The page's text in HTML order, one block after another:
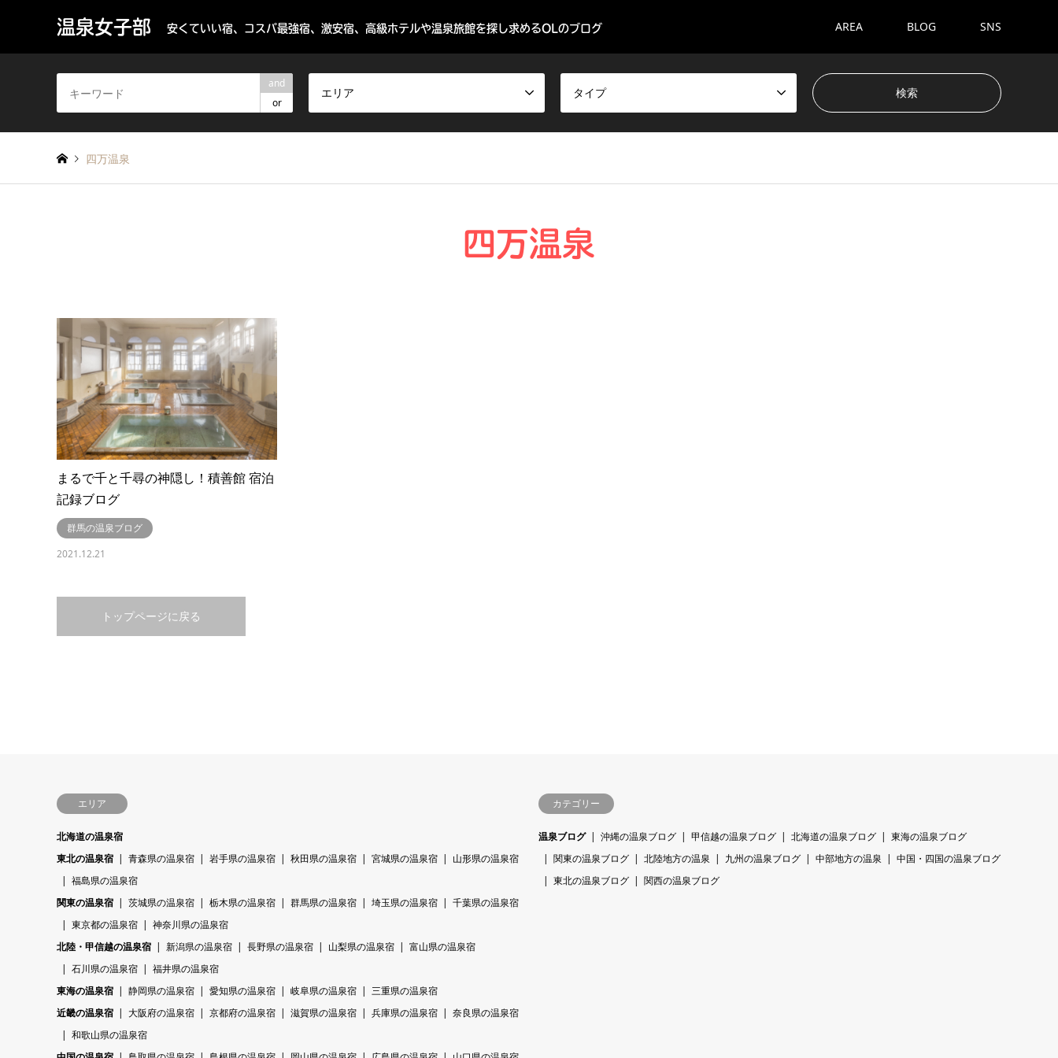
温泉女子部 安くていい宿、コスパ最強宿、激安宿、高級ホテルや温泉旅館を探し求めるOLのブログ AREA BLOG SNS
and
or
エリア タイプ
四万温泉
四万温泉
まるで千と千尋の神隠し！積善館 宿泊
記録ブログ
群馬の温泉ブログ
2021.12.21
トップページに戻る
エリア
北海道の温泉宿
東北の温泉宿
青森県の温泉宿 岩手県の温泉宿 秋田県の温泉宿 宮城県の温泉宿
山形県の温泉宿
福島県の温泉宿
関東の温泉宿
茨城県の温泉宿 栃木県の温泉宿 群馬県の温泉宿 埼玉県の温泉宿
千葉県の温泉宿
東京都の温泉宿
神奈川県の温泉宿
北陸・甲信越の温泉宿
新潟県の温泉宿 長野県の温泉宿 山梨県の温泉宿
富山県の温泉宿
石川県の温泉宿
福井県の温泉宿
東海の温泉宿
静岡県の温泉宿 愛知県の温泉宿 岐阜県の温泉宿
三重県の温泉宿
近畿の温泉宿
大阪府の温泉宿 京都府の温泉宿 滋賀県の温泉宿 兵庫県の温泉宿
奈良県の温泉宿
和歌山県の温泉宿
カテゴリー
温泉ブログ 沖縄の温泉ブログ 甲信越の温泉ブログ 北海道の温泉ブログ
東海の温泉ブログ
関東の温泉ブログ
北陸地方の温泉 九州の温泉ブログ 中部地方の温泉
中国・四国の温泉ブログ
東北の温泉ブログ
関西の温泉ブログ